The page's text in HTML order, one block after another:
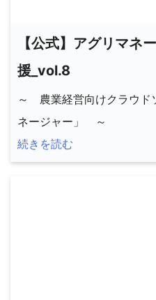
【公式】アグリマネ
援_vol.8
～ 農業経営向けクラウド
ネージャー」 ～
続きを読む